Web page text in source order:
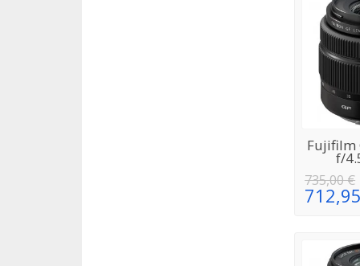
Fujifilm
f/
735,00 €